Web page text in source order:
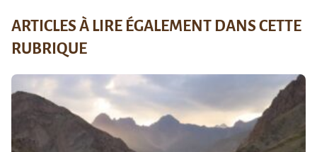
ARTICLES À LIRE ÉGALEMENT DANS CETTE
RUBRIQUE